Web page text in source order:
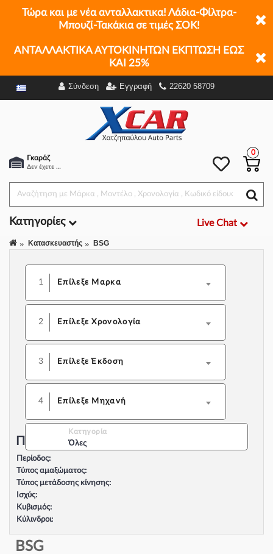
Τώρα και με νέα ανταλλακτικα! Λάδια-Φίλτρα-
Μπουζί-Τακάκια σε τιμές ΣΟΚ!
ΑΝΤΑΛΛΑΚΤΙΚΑ ΑΥΤΟΚΙΝΗΤΩΝ ΕΚΠΤΩΣΗ ΕΩΣ
ΚΑΙ 25%
Σύνδεση Εγγραφή 22620 58709
Γκαράζ
Δεν έχετε επιλέξει αμάξι.
0
Κατηγορίες Live Chat
Κατασκευαστής BSG
1 Επίλεξε Μαρκα
2 Επίλεξε Χρονολογία
3 Επίλεξε Έκδοση
4 Επίλεξε Μηχανή
Κατηγορία
Όλες
Περιγραφή Αυτοκινήτου:
Περίοδος:
Τύπος αμαξώματος:
Τύπος μετάδοσης κίνησης:
Ισχύς:
Κυβισμός:
Κύλινδροι:
Τύπος κινητήρα:
BSG